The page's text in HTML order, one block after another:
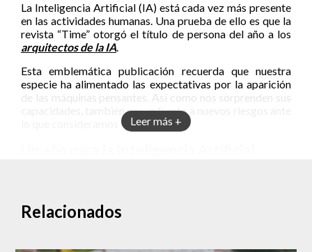
Leer más +
La Inteligencia Artificial (IA) está cada vez más presente
en las actividades humanas. Una prueba de ello es que la
revista “Time” otorgó el título de persona del año a los
arquitectos de la IA.
Esta emblemática publicación recuerda que nuestra
especie ha alimentado las expectativas por la aparición
de las máquinas pensantes. Así como nos sorprenden sus
capacidades, también nos enfrenta a nuevos riesgos ante
lo que consideramos “humanidad”.
comienza hablando del CEO de Nvidia: Jensen Huang.
Este hombre de 62 años dirige la empresa más valiosa
Relacionados